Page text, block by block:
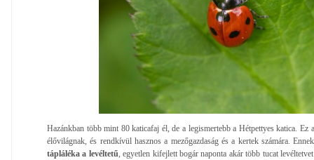
Hazánkban több mint 80 katicafaj él, de a legismertebb a Hétpettyes katica. Ez
élővilágnak, és rendkívül hasznos a mezőgazdaság és a kertek számára.
tápláléka a levéltetű , egyetlen kifejlett bogár naponta akár több tucat